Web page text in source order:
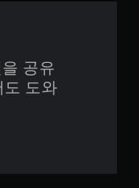
공유
도 도와